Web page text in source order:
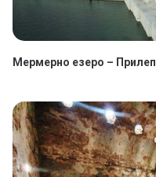
Мермерно езеро – Прилеп